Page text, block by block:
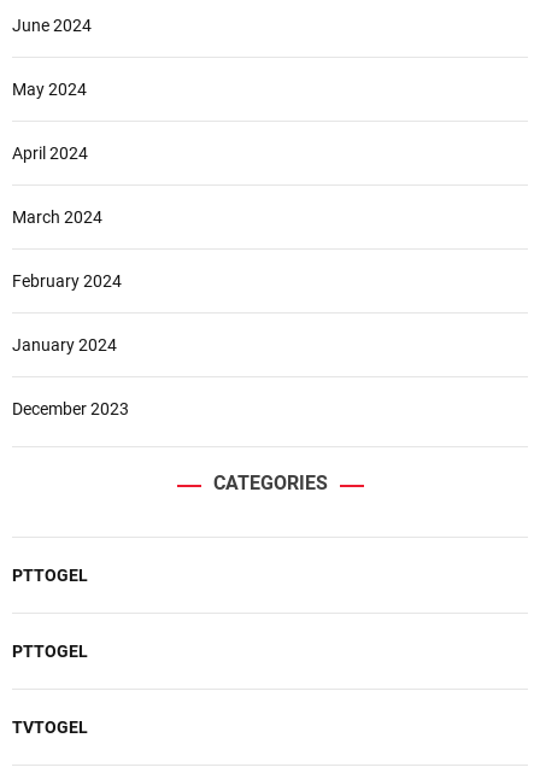
June 2024
May 2024
April 2024
March 2024
February 2024
January 2024
December 2023
CATEGORIES
PTTOGEL
PTTOGEL
TVTOGEL